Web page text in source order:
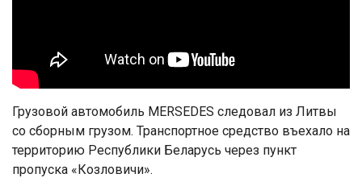
Грузовой автомобиль MERSEDES следовал из Литвы
со сборным грузом. Транспортное средство въехало на
территорию Республики Беларусь через пункт
пропуска «Козловичи».